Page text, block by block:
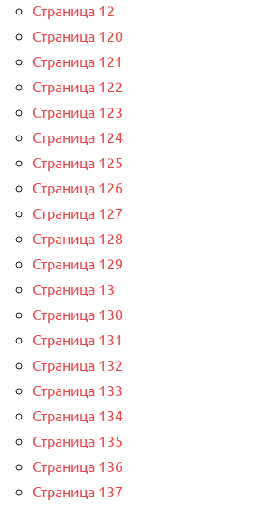
Страница 12
Страница 120
Страница 121
Страница 122
Страница 123
Страница 124
Страница 125
Страница 126
Страница 127
Страница 128
Страница 129
Страница 13
Страница 130
Страница 131
Страница 132
Страница 133
Страница 134
Страница 135
Страница 136
Страница 137